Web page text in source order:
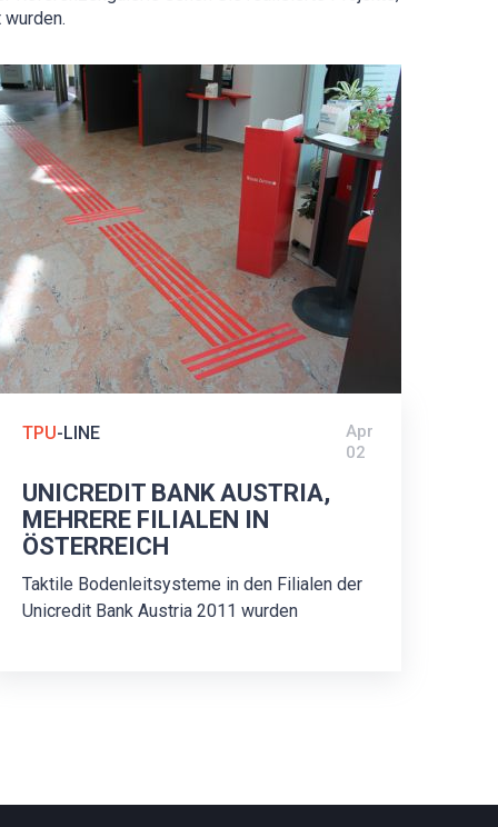
TPU-LINE
Apr
02
UNICREDIT BANK AUSTRIA,
MEHRERE FILIALEN IN
ÖSTERREICH
Taktile Bodenleitsysteme in den Filialen der
Unicredit Bank Austria 2011 wurden